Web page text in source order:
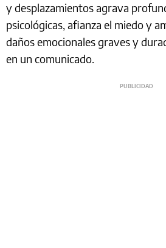
y desplazamientos agrava
psicológicas, afianza el miedo y
daños emocionales graves y
en un comunicado.